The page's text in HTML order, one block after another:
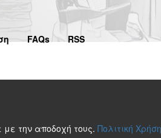
FAQs RSS
με την αποδοχή τους. Πολιτική